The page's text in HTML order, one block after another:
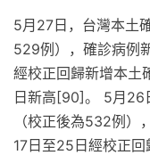
5月27日，台灣本土
529例），確診病例
經校正回歸新增本
日新高[90]。 5月26
（校正後為532例）
17日至25日經校正